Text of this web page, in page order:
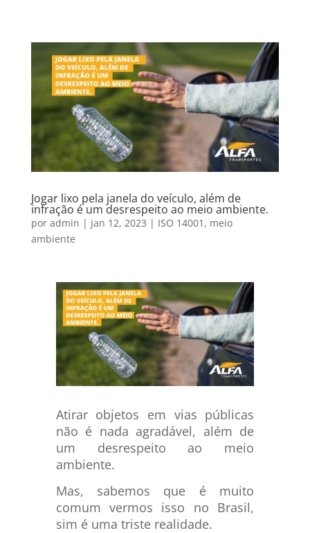
Jogar lixo pela janela do veículo, além de
infração é um desrespeito ao meio ambiente.
por admin | jan 12, 2023 | ISO 14001 , meio
ambiente
Atirar objetos em vias públicas
não é nada agradável, além de
um desrespeito ao meio
ambiente.
Mas, sabemos que é muito
comum vermos isso no Brasil,
sim é uma triste realidade.